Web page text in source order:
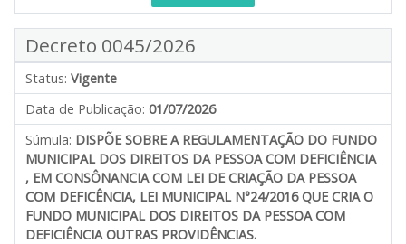
Decreto 0045/2026
Status: Vigente
Data de Publicação: 01/07/2026
Súmula: DISPÕE SOBRE A REGULAMENTAÇÃO DO FUNDO
MUNICIPAL DOS DIREITOS DA PESSOA COM DEFICIÊNCIA
, EM CONSÔNANCIA COM LEI DE CRIAÇÃO DA PESSOA
COM DEFICÊNCIA, LEI MUNICIPAL N°24/2016 QUE CRIA O
FUNDO MUNICIPAL DOS DIREITOS DA PESSOA COM
DEFICIÊNCIA OUTRAS PROVIDÊNCIAS.